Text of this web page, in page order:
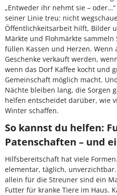
„Entweder ihr nehmt sie –
seiner Linie treu: nicht
Öffentlichkeitsarbeit hilft, Bilder
Märkte und Flohmärkte sammeln
füllen Kassen und Herzen.
Geschenke verkauft werden,
wenn das Dorf Kaffee kocht und
Gemeinschaft möglich macht.
Nächte bleiben lang, die Sorgen
helfen entscheidet darüber, wie
Winter schaffen.
So kannst du helfen:
Patenschaften – und
Hilfsbereitschaft hat viele
elementar, täglich,
allein für die Streuner sind ein
Futter für kranke Tiere im Haus.